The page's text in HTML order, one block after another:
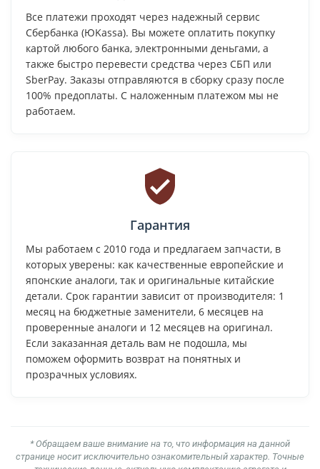
Все платежи проходят через надежный сервис
Сбербанка (ЮKassa). Вы можете оплатить покупку
картой любого банка, электронными деньгами, а
также быстро перевести средства через СБП или
SberPay. Заказы отправляются в сборку сразу после
100% предоплаты. С наложенным платежом мы не
работаем.
Гарантия
Мы работаем с 2010 года и предлагаем запчасти, в
которых уверены: как качественные европейские и
японские аналоги, так и оригинальные китайские
детали. Срок гарантии зависит от производителя: 1
месяц на бюджетные заменители, 6 месяцев на
проверенные аналоги и 12 месяцев на оригинал.
Если заказанная деталь вам не подошла, мы
поможем оформить возврат на понятных и
прозрачных условиях.
* Обращаем ваше внимание на то, что информация на данной
странице носит исключительно ознакомительный характер. Точные